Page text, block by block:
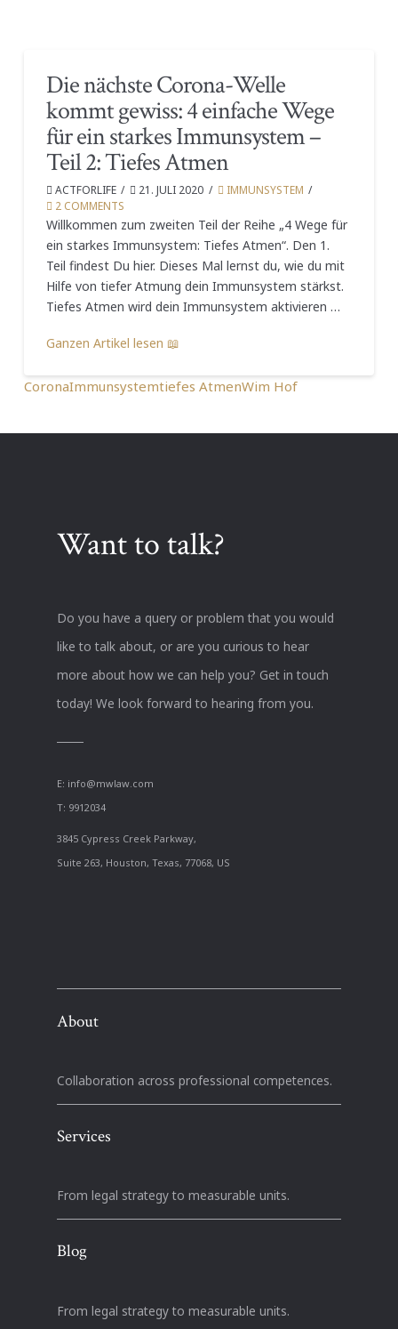
Die nächste Corona-Welle
kommt gewiss: 4 einfache Wege
für ein starkes Immunsystem –
Teil 2: Tiefes Atmen
ACTFORLIFE 21. JULI 2020
IMMUNSYSTEM
2 COMMENTS
Willkommen zum zweiten Teil der Reihe „4 Wege für
ein starkes Immunsystem: Tiefes Atmen“. Den 1.
Teil findest Du hier. Dieses Mal lernst du, wie du mit
Hilfe von tiefer Atmung dein Immunsystem stärkst.
Tiefes Atmen wird dein Immunsystem aktivieren …
Ganzen Artikel lesen 📖
CoronaImmunsystemtiefes AtmenWim Hof
Want to talk?
Do you have a query or problem that you would
like to talk about, or are you curious to hear
more about how we can help you? Get in touch
today! We look forward to hearing from you.
E: info@mwlaw.com
T: 9912034
3845 Cypress Creek Parkway,
Suite 263, Houston, Texas, 77068, US
About
Collaboration across professional competences.
Services
From legal strategy to measurable units.
Blog
From legal strategy to measurable units.